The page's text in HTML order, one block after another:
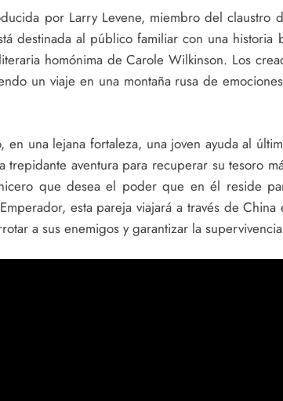
por Larry Levene, miembro del claustro
destinada al público familiar con una historia
homónima de Carole Wilkinson. Los
un viaje en una montaña rusa de
una lejana fortaleza, una joven ayuda al
trepidante aventura para recuperar su tesoro
que desea el poder que en él reside
esta pareja viajará a través de
a sus enemigos y garantizar la